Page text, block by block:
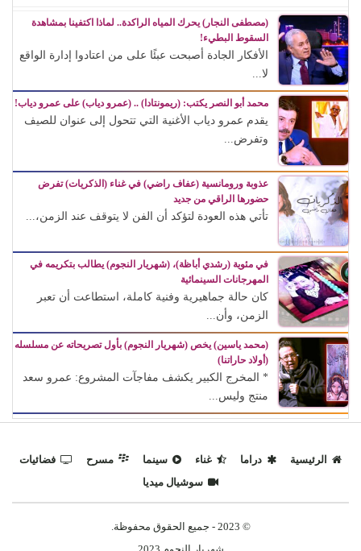
(مصطفى النجار) يحرك المياه الراكدة.. لماذا اكتفينا بمشاهدة
السقوط البطيء!
الأفكار الجادة أصبحت عبئًا على من اعتادوا إدارة الواقع
لا...
محمد أبو النصر يكتب: (ريمونتادا) .. (عمرو دياب) على عمرو دياب!
يقدم عمرو دياب الأغنية التي تتحول إلى عنوان للصيف
وتفرض...
عذوبة ورومانسية (عفاف راضي) في غناء (الذكريات) تفرض
حضورها الراقي من جديد
تأتي هذه العودة لتؤكد أن الفن لا يتوقف عند الزمن،...
في مئوية (رشدي أباظة)، (شهريار النجوم) يطالب بتكريمه في
المهرجانات السينمائية
كان حالة جماهيرية وفنية كاملة، استطاعت أن تعبر
الزمن، وأن...
(محمد ياسين) يخص (شهريار النجوم) بأول تصريحاته عن مسلسله
(أولاد حاراتنا)
* المخرج الكبير يكشف مفاجآت المشروع: عمرو سعد
منتج وليس...
الرئيسية دراما غناء سينما مسرح
فضائيات
سوشيال ميديا
© 2023 - جميع الحقوق محفوظة.